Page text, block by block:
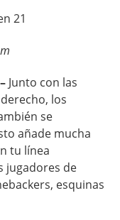
Junto con las
los
se
añade mucha
tu línea
jugadores de
esquinas